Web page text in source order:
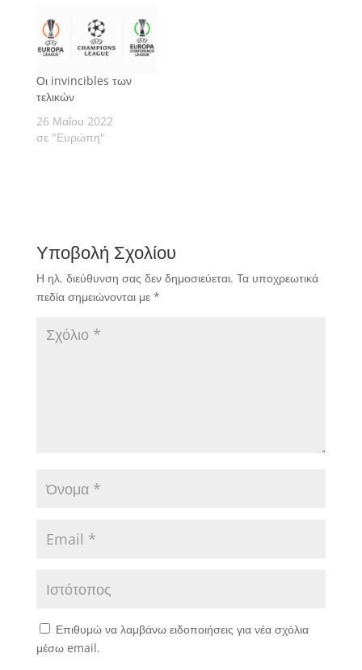
Οι invincibles των
τελικών
26 Μαΐου 2022
σε "Ευρώπη"
Υποβολή Σχολίου
Η ηλ. διεύθυνση σας δεν δημοσιεύεται. Τα υποχρεωτικά
πεδία σημειώνονται με *
Επιθυμώ να λαμβάνω ειδοποιήσεις για νέα σχόλια
μέσω email.